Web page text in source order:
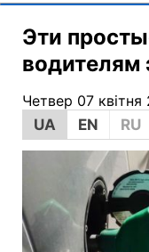
Эти
водителям
Четвер 07
UA
EN RU